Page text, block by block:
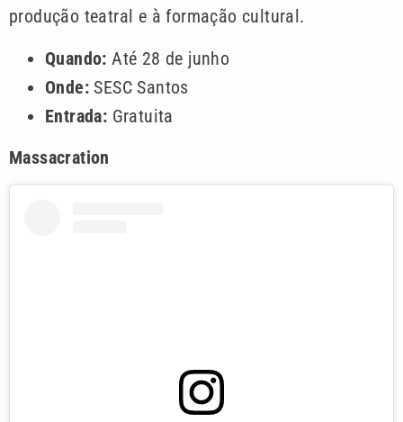
produção teatral e à formação cultural.
Quando: Até 28 de junho
Onde: SESC Santos
Entrada: Gratuita
Massacration